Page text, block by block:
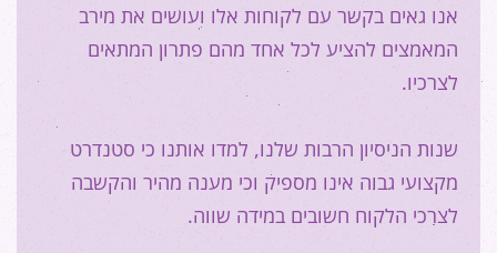
אנו גאים בקשר עם לקוחות אלו ועושים את מירב
המאמצים להציע לכל אחד מהם פתרון המתאים
לצרכיו.
שנות הניסיון הרבות שלנו, למדו אותנו כי סטנדרט
מקצועי גבוה אינו מספיק וכי מענה מהיר והקשבה
לצרכי הלקוח חשובים במידה שווה.